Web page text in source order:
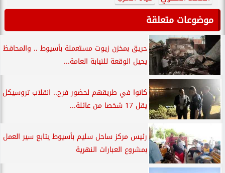
موضوعات متعلقة
حريق بمخزن زيوت مستعملة بأسيوط .. والمحافظ
يحيل الوقعة للنيابة العامة...
كانوا في طريقهم لحضور فرح.. انقلاب تروسيكل
يقل 17 شخصا من عائلة...
رئيس مركز ساحل سليم بأسيوط يتابع سير العمل
بمشروع العبارات النهرية